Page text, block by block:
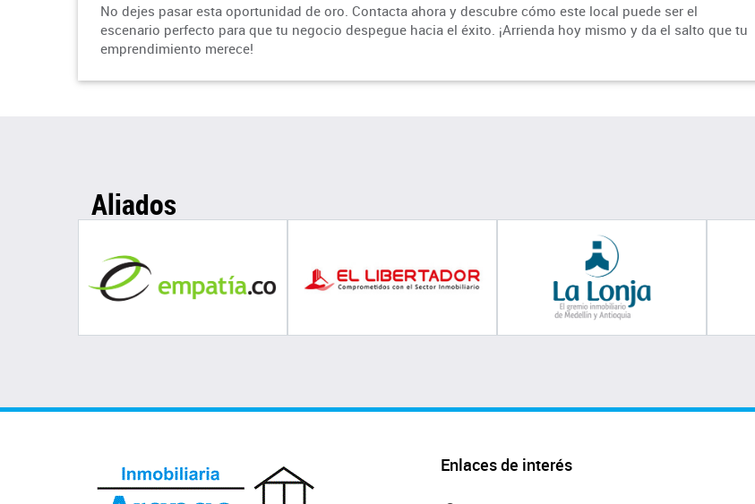
No dejes pasar esta oportunidad de oro. Contacta ahora y descubre cómo este local puede ser el
escenario perfecto para que tu negocio despegue hacia el éxito. ¡Arrienda hoy mismo y da el salto que tu
emprendimiento merece!
Aliados
Enlaces de interés